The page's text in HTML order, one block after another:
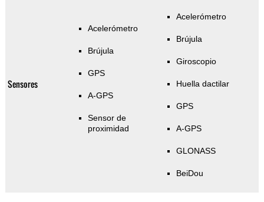
Sensores
Acelerómetro
Brújula
GPS
A-GPS
Sensor de
proximidad
Acelerómetro
Brújula
Giroscopio
Huella dactilar
GPS
A-GPS
GLONASS
BeiDou